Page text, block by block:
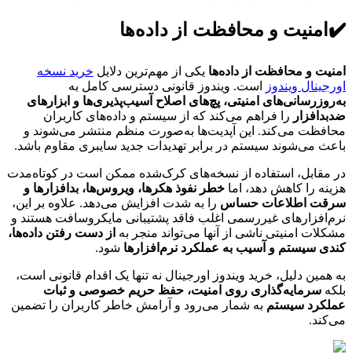
✔️امنیت و محافظت از داده‌ها
امنیت و محافظت از داده‌ها یکی از مهم‌ترین دلایل خرید نسخه
اورجینال ویندوز
است. ویندوز قانونی دسترسی کامل به
به‌روزرسانی‌های امنیتی، پچ‌های اصلاح آسیب‌پذیری‌ها و ابزارهای
ضدبدافزار را فراهم می‌کند که از سیستم و داده‌های کاربران
محافظت می‌کند. این آپدیت‌ها به‌صورت منظم منتشر می‌شوند و
باعث می‌شوند سیستم در برابر تهدیدات جدید سایبری مقاوم باشد.
در مقابل، استفاده از نسخه‌های کرک‌شده ممکن است در کوتاه‌مدت
هزینه را کاهش دهد، اما خطر نفوذ هکرها، ویروس‌ها، بدافزارها و
سرقت اطلاعات حساس را به شدت افزایش می‌دهد. علاوه بر این،
نرم‌افزارهای غیررسمی اغلب فاقد پشتیبانی مایکروسافت هستند و
مشکلات امنیتی ناشی از آنها می‌تواند منجر به از دست رفتن داده‌ها،
کندی سیستم و آسیب به عملکرد نرم‌افزارها شود.
به همین دلیل، خرید ویندوز اورجینال نه تنها یک اقدام قانونی است،
بلکه سرمایه‌گذاری روی امنیت، حفظ حریم خصوصی و ثبات
عملکرد سیستم به شمار می‌رود و آرامش خاطر کاربران را تضمین
می‌کند.